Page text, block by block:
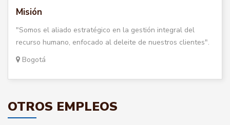
Misión
"Somos el aliado estratégico en la gestión integral del
recurso humano, enfocado al deleite de nuestros clientes".
Bogotá
OTROS EMPLEOS